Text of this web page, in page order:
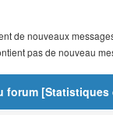
de nouveaux
pas de nouveau
forum [Statistiques